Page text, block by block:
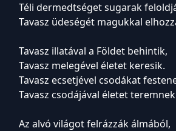
Téli dermedtséget sugarak
Tavasz üdeségét magukkal
Tavasz illatával a Földet behintik,
Tavasz melegével életet keresik.
Tavasz ecsetjével csodákat
Tavasz csodájával életet
Az alvó világot felrázzák álmából,